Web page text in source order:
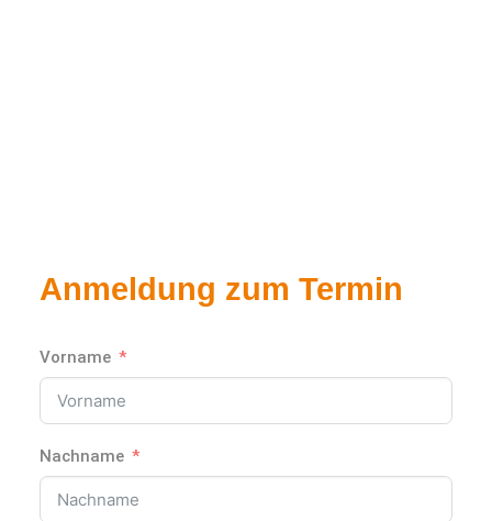
Anmeldung zum Termin
Vorname
Nachname